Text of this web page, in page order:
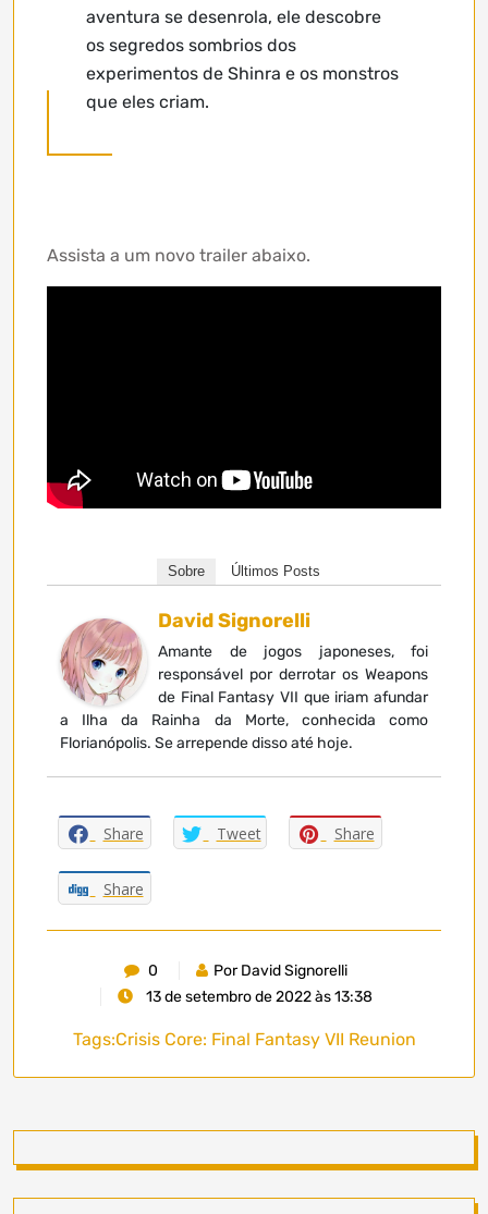
aventura se desenrola, ele descobre
os segredos sombrios dos
experimentos de Shinra e os monstros
que eles criam.
Assista a um novo trailer abaixo.
Sobre Últimos Posts
David Signorelli
Amante de jogos japoneses, foi
responsável por derrotar os Weapons
de Final Fantasy VII que iriam afundar
a Ilha da Rainha da Morte, conhecida como
Florianópolis. Se arrepende disso até hoje.
Share Tweet Share
Share
0
Por David Signorelli
13 de setembro de 2022 às 13:38
Tags:Crisis Core: Final Fantasy VII Reunion